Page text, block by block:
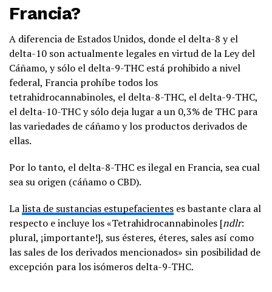
Francia?
A diferencia de Estados Unidos, donde el delta-8 y el
delta-10 son actualmente legales en virtud de la Ley del
Cáñamo, y sólo el delta-9-THC está prohibido a nivel
federal, Francia prohíbe todos los
tetrahidrocannabinoles, el delta-8-THC, el delta-9-THC,
el delta-10-THC y sólo deja lugar a un 0,3% de THC para
las variedades de cáñamo y los productos derivados de
ellas.
Por lo tanto, el delta-8-THC es ilegal en Francia, sea cual
sea su origen (cáñamo o CBD).
Lalista de sustancias estupefacientes es bastante clara al
respecto e incluye los «Tetrahidrocannabinoles [ndlr:
plural, ¡importante!], sus ésteres, éteres, sales así como
las sales de los derivados mencionados» sin posibilidad de
excepción para los isómeros delta-9-THC.